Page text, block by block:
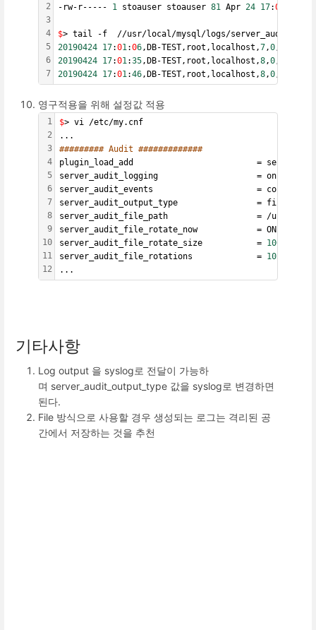
2
3
4
5
6
7
-rw-r----- 1 stoauser stoauser 81 Apr 24 17:0
$> tail -f  //usr/local/mysql/logs/server_audit.log
20190424 17:01:06,DB-TEST,root,localhost,7,0
20190424 17:01:35,DB-TEST,root,localhost,8,0
20190424 17:01:46,DB-TEST,root,localhost,8,0
영구적용을 위해 설정값 적용
1
2
3
4
5
6
7
8
9
10
11
12
$> vi /etc/my.cnf
...
######### Audit #############
plugin_load_add                         =
server_audit_logging                    = on
server_audit_events                     = connect
server_audit_output_type                = file
server_audit_file_path                  = /usr/
server_audit_file_rotate_now            = ON
server_audit_file_rotate_size           = 1000000
server_audit_file_rotations             = 1024
...
기타사항
Log output 을 syslog로 전달이 가능하
며 server_audit_output_type 값을 syslog로 변경하면
된다.
File 방식으로 사용할 경우 생성되는 로그는 격리된 공
간에서 저장하는 것을 추천